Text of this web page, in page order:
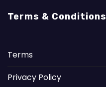
Terms & Conditions
Terms
Privacy Policy